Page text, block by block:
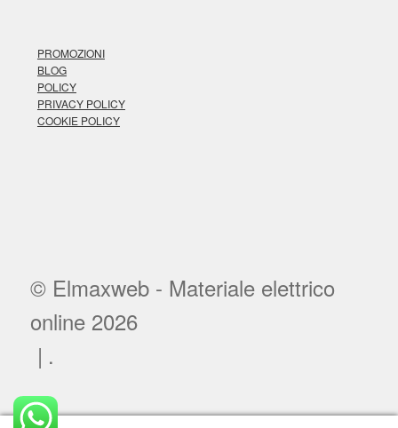
PROMOZIONI
BLOG
POLICY
PRIVACY POLICY
COOKIE POLICY
© Elmaxweb - Materiale elettrico
online 2026
.